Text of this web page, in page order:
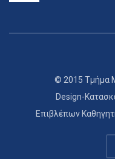
© 2015 Τμήμα
Design-
Επιβλέπων